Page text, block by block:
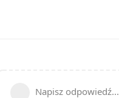
Napisz odpowiedź...